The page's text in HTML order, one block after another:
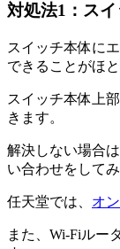
対処法1：ス
スイッチ本体に
できることがほと
スイッチ本体上
きます。
解決しない場合
い合わせをしてみ
任天堂では、 オ
また、Wi-Fiルー